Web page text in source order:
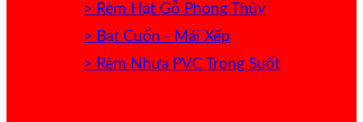
> Rèm Hạt Gỗ Phong Thủy
> Bạt Cuốn - Mái Xếp
> Rèm Nhựa PVC Trong Suốt